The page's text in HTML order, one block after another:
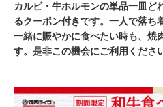
カルビ・牛ホルモンの単品一皿ど
るクーポン付きです。一人で落ち
一緒に賑やかに食べたい時も、焼
す。是非この機会にご利用くださ